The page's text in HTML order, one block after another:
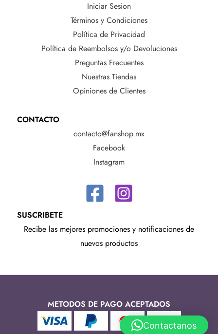
Iniciar Sesion
Términos y Condiciones
Política de Privacidad
Política de Reembolsos y/o Devoluciones
Preguntas Frecuentes
Nuestras Tiendas
Opiniones de Clientes
CONTACTO
contacto@fanshop.mx
Facebook
Instagram
SUSCRIBETE
Recibe las mejores promociones y notificaciones de
nuevos productos
METODOS DE PAGO ACEPTADOS
Contactanos